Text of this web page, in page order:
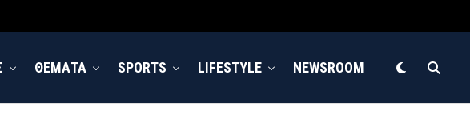
ΘΕΜΑΤΑ SPORTS LIFESTYLE NEWSROOM